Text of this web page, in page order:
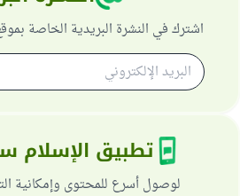
اشترك في النشرة البريدية الخاصة
تطبيق الإسلام
لوصول أسرع للمحتوى وإمكانية